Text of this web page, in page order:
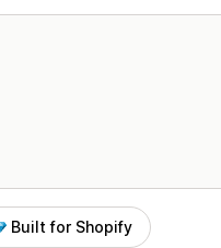
Built for Shopify